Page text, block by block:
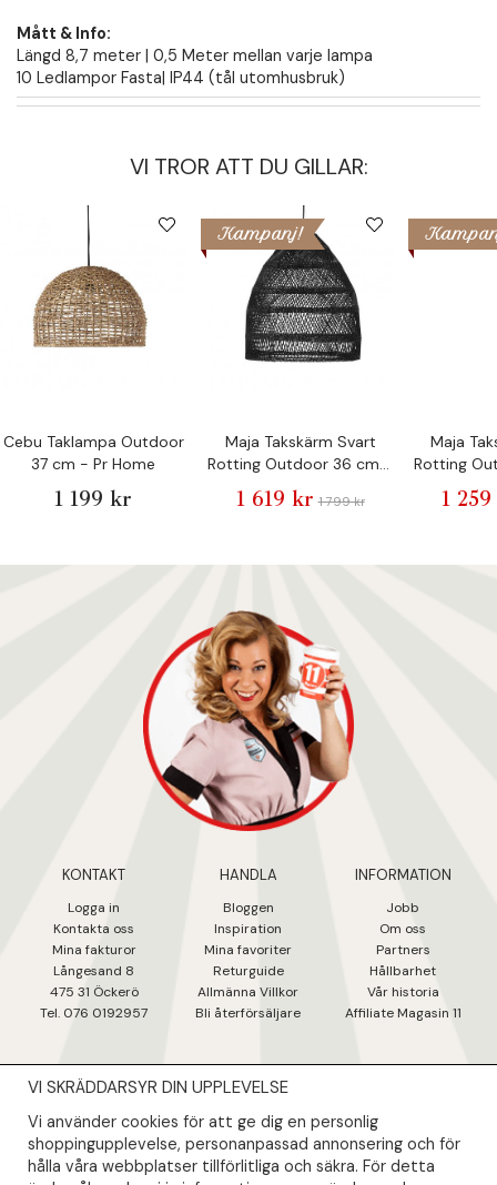
Mått & Info:
Längd 8,7 meter | 0,5 Meter mellan varje lampa
10 Ledlampor Fasta| IP44 (tål utomhusbruk)
VI TROR ATT DU GILLAR:
Cebu Taklampa Outdoor
37 cm - Pr Home
1 199 kr
Kampanj!
Maja Takskärm Svart
Rotting Outdoor 36 cm -
Pr Home
1 619 kr 1 799 kr
Maja
Rotting
Pr
1
KONTAKT
Logga in
Kontakta oss
Mina fakturor
Långesand 8
475 31 Öckerö
Tel. 076 0192957
HANDLA
Bloggen
Inspiration
Mina favoriter
Returguide
Allmänna Villkor
Bli återförsäljare
INFORMATION
Jobb
Om oss
Partners
Hållbarhet
Vår historia
Affiliate Magasin 11
NYHETSBREV
Såklart skall du ta del av våra bästa erbjudanden & nyheter!
VI SKRÄDDARSYR DIN UPPLEVELSE
Vi använder cookies för att ge dig en personlig
shoppingupplevelse, personanpassad annonsering och för
hålla våra webbplatser tillförlitliga och säkra. För detta